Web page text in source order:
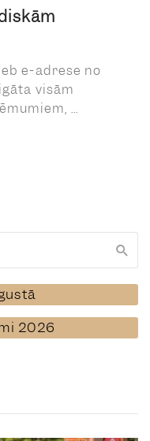
e-adrese no
visām
...
2026